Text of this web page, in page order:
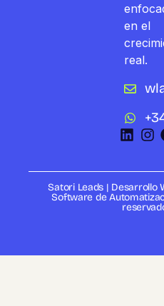
en el
real.
Satori Leads | Desarrollo
Software de